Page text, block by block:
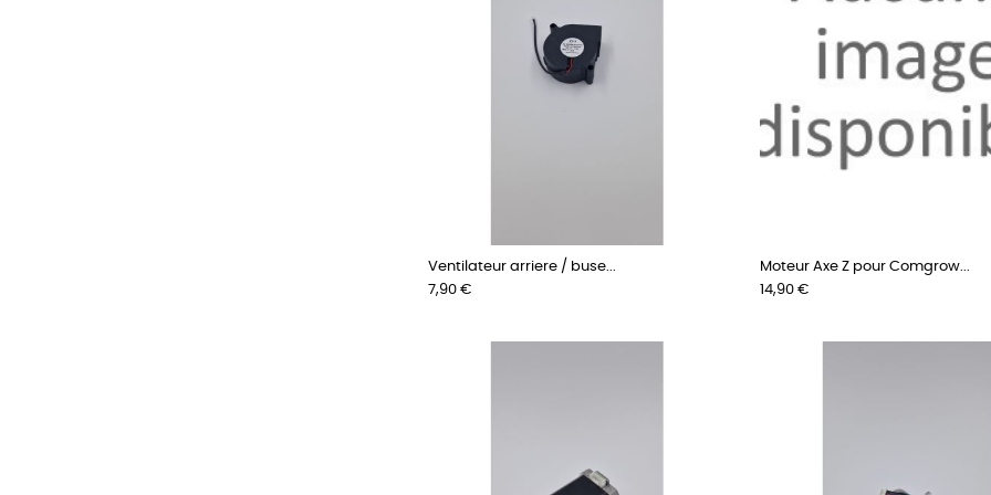
Ventilateur arriere / buse...
Prix
7,90 €
Moteur Axe Z pour Comgrow...
Prix
14,90 €